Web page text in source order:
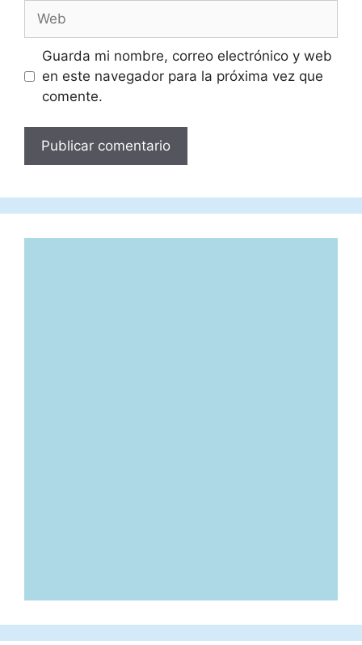
Guarda mi nombre, correo electrónico y web
en este navegador para la próxima vez que
comente.